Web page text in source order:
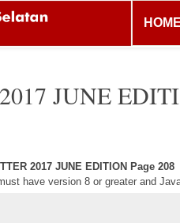
HOME
JUNE
2017 JUNE EDITION Page 208
have version 8 or greater and